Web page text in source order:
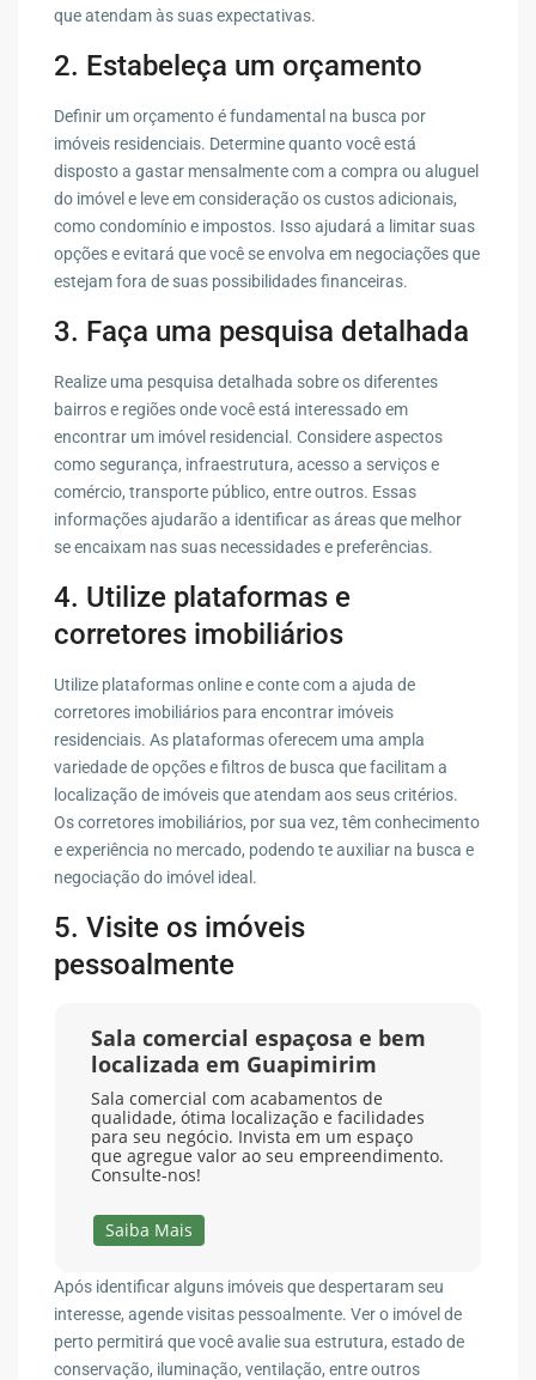
que atendam às suas expectativas.
2. Estabeleça um orçamento
Definir um orçamento é fundamental na busca por
imóveis residenciais. Determine quanto você está
disposto a gastar mensalmente com a compra ou aluguel
do imóvel e leve em consideração os custos adicionais,
como condomínio e impostos. Isso ajudará a limitar suas
opções e evitará que você se envolva em negociações que
estejam fora de suas possibilidades financeiras.
3. Faça uma pesquisa detalhada
Realize uma pesquisa detalhada sobre os diferentes
bairros e regiões onde você está interessado em
encontrar um imóvel residencial. Considere aspectos
como segurança, infraestrutura, acesso a serviços e
comércio, transporte público, entre outros. Essas
informações ajudarão a identificar as áreas que melhor
se encaixam nas suas necessidades e preferências.
4. Utilize plataformas e
corretores imobiliários
Utilize plataformas online e conte com a ajuda de
corretores imobiliários para encontrar imóveis
residenciais. As plataformas oferecem uma ampla
variedade de opções e filtros de busca que facilitam a
localização de imóveis que atendam aos seus critérios.
Os corretores imobiliários, por sua vez, têm conhecimento
e experiência no mercado, podendo te auxiliar na busca e
negociação do imóvel ideal.
5. Visite os imóveis
pessoalmente
Sala comercial espaçosa e bem
localizada em Guapimirim
Sala comercial com acabamentos de
qualidade, ótima localização e facilidades
para seu negócio. Invista em um espaço
que agregue valor ao seu empreendimento.
Consulte-nos!
Saiba Mais
Após identificar alguns imóveis que despertaram seu
interesse, agende visitas pessoalmente. Ver o imóvel de
perto permitirá que você avalie sua estrutura, estado de
conservação, iluminação, ventilação, entre outros